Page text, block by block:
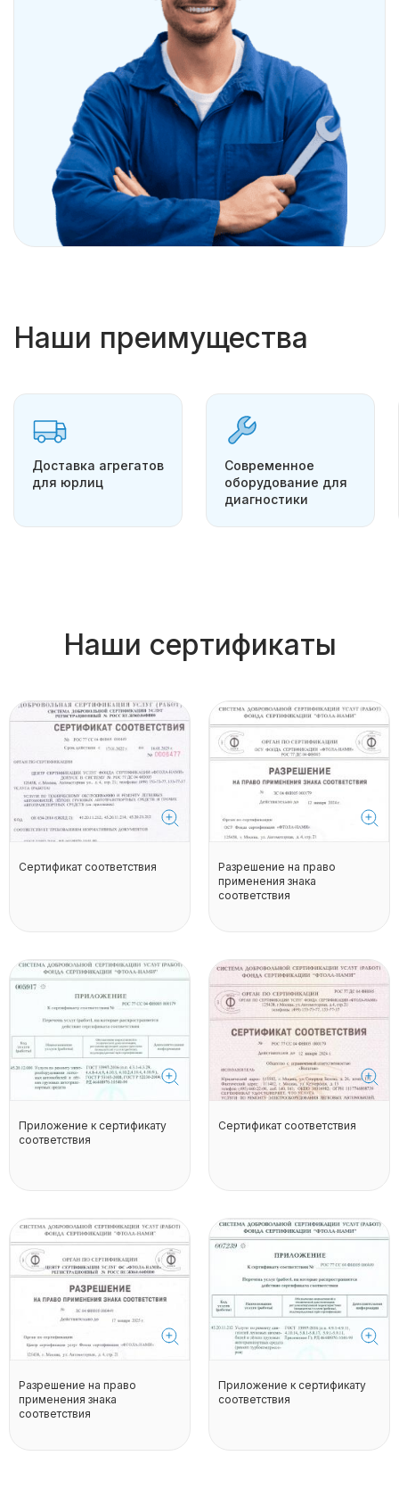
Наши преимущества
Доставка агрегатов
для юрлиц
Современное
оборудование для
диагностики
Наши сертификаты
Сертификат соответствия
Разрешение на право
применения знака
соответствия
Приложение к сертификату
соответствия
Сертификат соответствия
Разрешение на право
применения знака
соответствия
Приложение к сертификату
соответствия